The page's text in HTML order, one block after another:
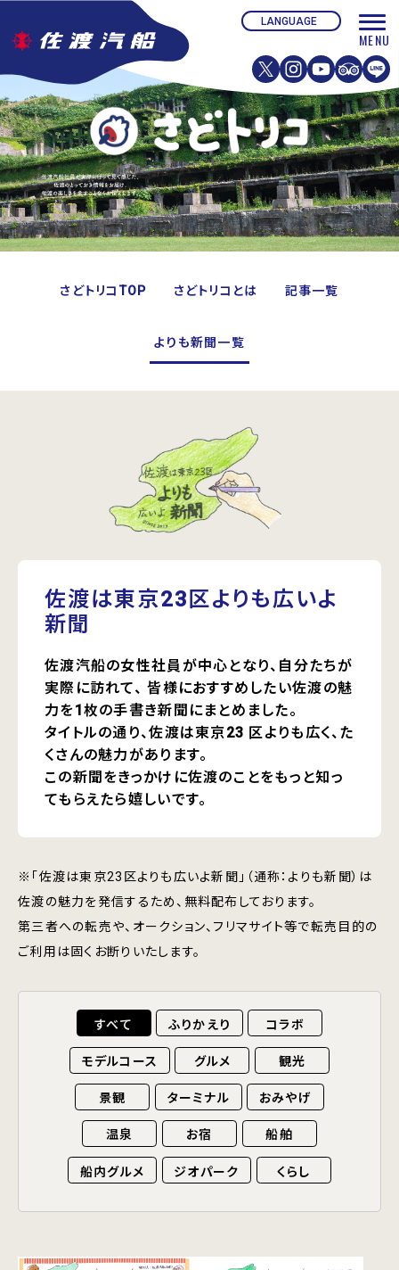
さどトリコTOP さどトリコとは 記事一覧
よりも新聞一覧
佐渡は東京23区よりも広いよ
新聞
佐渡汽船の女性社員が中心となり、自分たちが
実際に訪れて、 皆様におすすめしたい佐渡の魅
力を1枚の手書き新聞にまとめました。
タイトルの通り、佐渡は東京23 区よりも広く、た
くさんの魅力があります。
この新聞をきっかけに佐渡のことをもっと知っ
てもらえたら嬉しいです。
※「佐渡は東京23区よりも広いよ新聞」（通称：よりも新聞）は
佐渡の魅力を発信するため、無料配布しております。
第三者への転売や、オークション、フリマサイト等で転売目的の
ご利用は固くお断りいたします。
すべて ふりかえり コラボ
モデルコース グルメ 観光
景観 ターミナル おみやげ
温泉 お宿 船舶
船内グルメ ジオパーク くらし